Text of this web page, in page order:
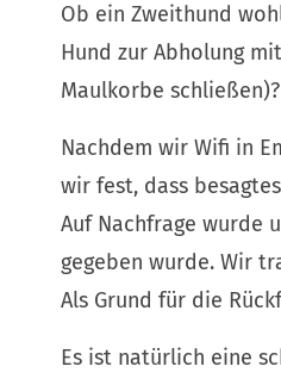
Ob ein Zweithund
Hund zur Abholung
Maulkorbe
Nachdem wir Wifi in
wir fest, dass
Auf Nachfrage wurde
gegeben wurde. Wir
Als Grund für die
Es ist natürlich eine